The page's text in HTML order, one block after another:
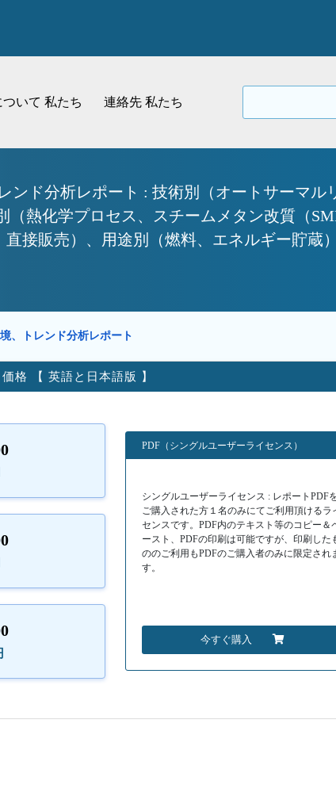
ついて 私たち 連絡先 私たち
ド分析レポート : 技術別（オートサーマル
（熱化学プロセス、スチームメタン改質（
接販売）、用途別（燃料、エネルギー貯蔵
、トレンド分析レポート
格 【 英語と日本語版 】
PDF（シングルユーザーライセンス）
シングルユーザーライセンス : レポートPDF
ご購入された方１名のみにてご利用頂けるラ
センスです。PDF内のテキスト等のコピー＆
ースト、PDFの印刷は可能ですが、印刷した
ののご利用もPDFのご購入者のみに限定され
す。
今すぐ購入